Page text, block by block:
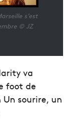
s’est
© JZ
va
foot de
sourire, un